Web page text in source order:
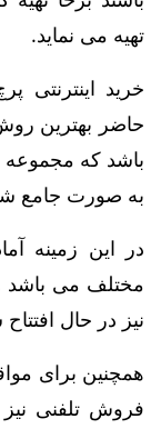
تهیه می نماید.
خرید
حاضر بهترین
باشد که مجموعه
به صورت جامع
در این زمینه
مختلف می باشد
نیز در حال
همچنین برای
فروش تلفنی نیز